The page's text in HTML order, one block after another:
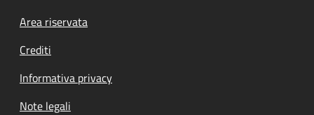
Footer menu
Area riservata
Crediti
Informativa privacy
Note legali